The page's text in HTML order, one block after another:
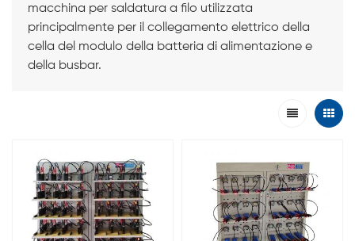
macchina per saldatura a filo utilizzata
principalmente per il collegamento elettrico della
cella del modulo della batteria di alimentazione e
della busbar.